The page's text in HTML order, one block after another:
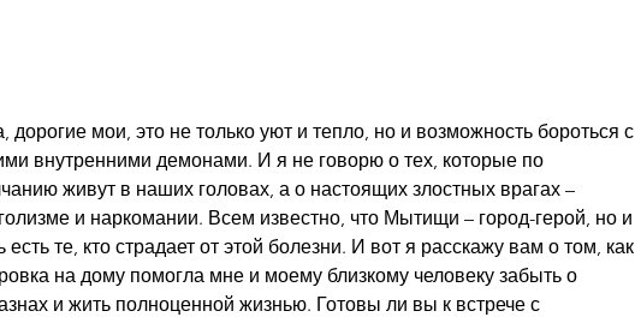
дорогие мои, это не только уют и тепло, но и возможность бороться с
внутренними демонами. И я не говорю о тех, которые по
живут в наших головах, а о настоящих злостных врагах –
и наркомании. Всем известно, что Мытищи – город-герой, но и
есть те, кто страдает от этой болезни. И вот я расскажу вам о том, как
на дому помогла мне и моему близкому человеку забыть о
и жить полноценной жизнью. Готовы ли вы к встрече с